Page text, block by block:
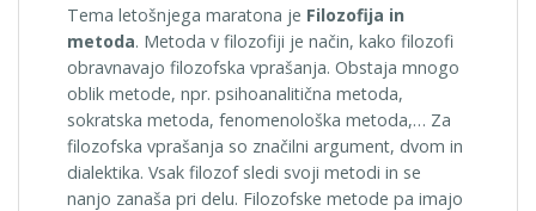
Tema letošnjega maratona je Filozofija in
metoda. Metoda v filozofiji je način, kako filozofi
obravnavajo filozofska vprašanja. Obstaja mnogo
oblik metode, npr. psihoanalitična metoda,
sokratska metoda, fenomenološka metoda,… Za
filozofska vprašanja so značilni argument, dvom in
dialektika. Vsak filozof sledi svoji metodi in se
nanjo zanaša pri delu. Filozofske metode pa imajo